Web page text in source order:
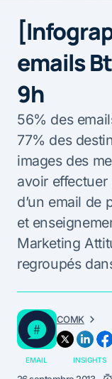
emails
9h
56% des
77% des
images des
avoir
d’un email de
et
Marketing
regroupés
COMK
EMAIL INSIGHTS